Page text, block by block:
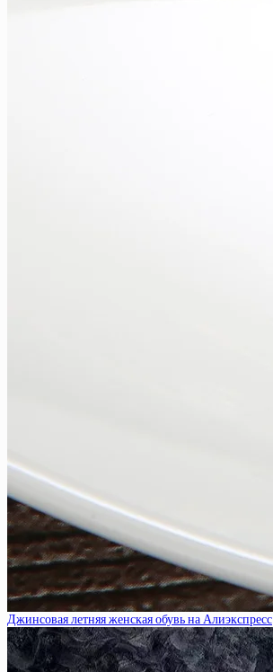
Джинсовая летняя женская обувь на Алиэкспресс